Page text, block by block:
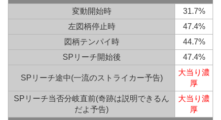
変動開始時
31.7%
左図柄停止時
47.4%
図柄テンパイ時
44.7%
SPリーチ開始後
47.4%
SPリーチ途中(一流のストライカー予告)
大当り濃
厚
SPリーチ当否分岐直前(奇跡は説明できるん
だよ予告)
大当り濃
厚